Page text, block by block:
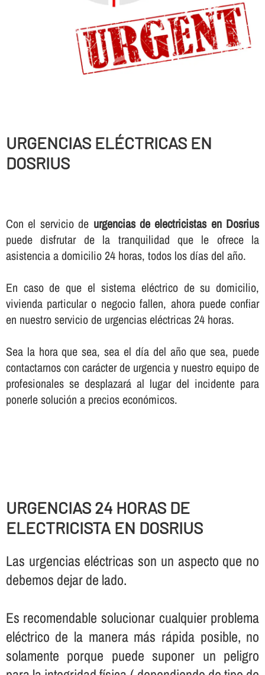
URGENCIAS ELÉCTRICAS EN
DOSRIUS
Con el servicio de urgencias de electricistas en Dosrius
puede disfrutar de la tranquilidad que le ofrece la
asistencia a domicilio 24 horas, todos los dí­as del año.
En caso de que el sistema eléctrico de su domicilio,
vivienda particular o negocio fallen, ahora puede confiar
en nuestro servicio de urgencias eléctricas 24 horas.
Sea la hora que sea, sea el dí­a del año que sea, puede
contactarnos con carácter de urgencia y nuestro equipo de
profesionales se desplazará al lugar del incidente para
ponerle solución a precios económicos.
URGENCIAS 24 HORAS DE
ELECTRICISTA EN DOSRIUS
Las urgencias eléctricas son un aspecto que no
debemos dejar de lado.
Es recomendable solucionar cualquier problema
eléctrico de la manera más rápida posible, no
solamente porque puede suponer un peligro